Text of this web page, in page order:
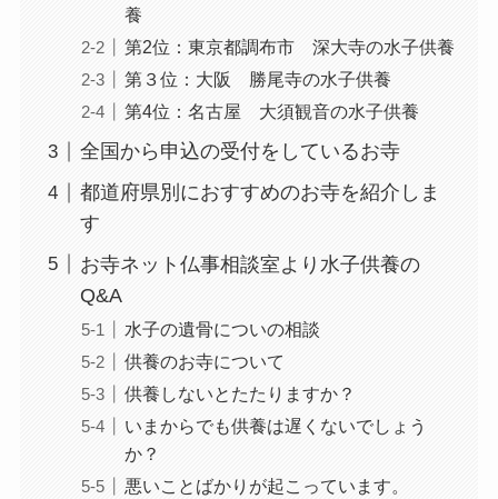
養
第2位：東京都調布市 深大寺の水子供養
第３位：大阪 勝尾寺の水子供養
第4位：名古屋 大須観音の水子供養
全国から申込の受付をしているお寺
都道府県別におすすめのお寺を紹介しま
す
お寺ネット仏事相談室より水子供養の
Q&A
水子の遺骨についの相談
供養のお寺について
供養しないとたたりますか？
いまからでも供養は遅くないでしょう
か？
悪いことばかりが起こっています。